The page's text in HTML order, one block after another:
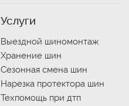
Услуги
Выездной шиномонтаж
Хранение шин
Сезонная смена шин
Нарезка протектора шин
Техпомощь при дтп